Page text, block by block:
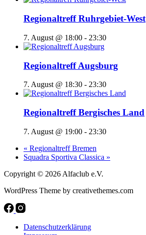
Regionaltreff Ruhrgebiet-West
7. August @ 18:00 - 23:30
Regionaltreff Augsburg
7. August @ 18:30 - 23:30
Regionaltreff Bergisches Land
7. August @ 19:00 - 23:30
« Regionaltreff Bremen
Squadra Sportiva Classica »
Copyright © 2026 Alfaclub e.V.
WordPress Theme by creativethemes.com
Datenschutzerklärung